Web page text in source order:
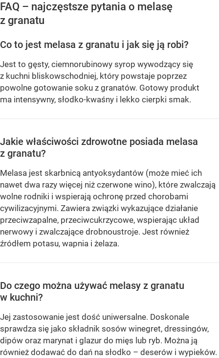
FAQ – najczęstsze pytania o melasę
z granatu
Co to jest melasa z granatu i jak się ją robi?
Jest to gęsty, ciemnorubinowy syrop wywodzący się
z kuchni bliskowschodniej, który powstaje poprzez
powolne gotowanie soku z granatów. Gotowy produkt
ma intensywny, słodko-kwaśny i lekko cierpki smak.
Jakie właściwości zdrowotne posiada melasa
z granatu?
Melasa jest skarbnicą antyoksydantów (może mieć ich
nawet dwa razy więcej niż czerwone wino), które zwalczają
wolne rodniki i wspierają ochronę przed chorobami
cywilizacyjnymi. Zawiera związki wykazujące działanie
przeciwzapalne, przeciwcukrzycowe, wspierając układ
nerwowy i zwalczające drobnoustroje. Jest również
źródłem potasu, wapnia i żelaza.
Do czego można używać melasy z granatu
w kuchni?
Jej zastosowanie jest dość uniwersalne. Doskonale
sprawdza się jako składnik sosów winegret, dressingów,
dipów oraz marynat i glazur do mięs lub ryb. Można ją
również dodawać do dań na słodko – deserów i wypieków.